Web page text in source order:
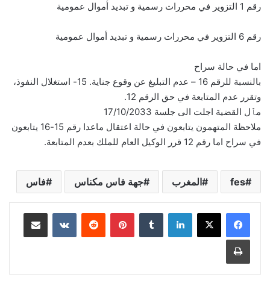
رقم 1 التزوير في محررات رسمية و تبديد أموال عمومية
رقم 6 التزوير في محررات رسمية و تبديد أموال عمومية
اما في حالة سراح
بالنسبة للرقم 16 – عدم التبليغ عن وقوع جناية. 15- استغلال النفوذ،
وتقرر عدم المتابعة في حق الرقم 12.
مٱل القضية اجلت الى جلسة 17/10/2033
ملاحظة المتهمون يتابعون في حالة اعتقال ماعدا رقم 15-16 يتابعون
في سراح اما رقم 12 قرر الوكيل العام للملك بعدم المتابعة.
fes المغرب جهة فاس مكناس فاس
لينكدإن بينتيريست مشاركة عبر البريد
طباعة